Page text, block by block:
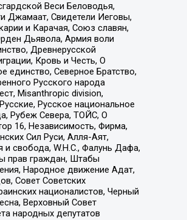
Веси Беловодья,
Джамаат, Свидетели Иеговы,
и Карачая, Союз славян,
Дьявола, Армия воли
Древнерусской
Кровь и Честь, О
единство, Северное Братство,
Русского народа
Misanthropic division,
Русское национальное
Рубеж Севера, ТОЙС, О
16, Независимость, Фирма,
Сил Руси, Алля-Аят,
и свобода, W.H.С., Фалунь Дафа,
прав граждан, Штабы
Народное движение Адат,
Совет Советских
националистов, Черный
Верховный Совет
народных депутатов